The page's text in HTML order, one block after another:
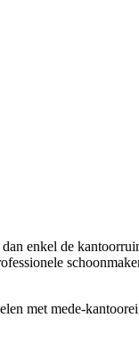
enkel de
met mede-